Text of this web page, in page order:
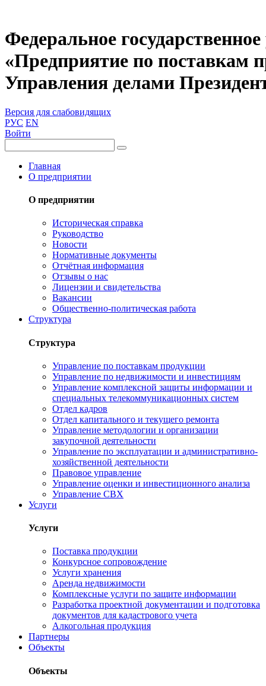
Федеральное
«Предприятие по поставкам
Управления делами
Версия для слабовидящих
РУС EN
Войти
Главная
О предприятии
О предприятии
Историческая справка
Руководство
Новости
Нормативные документы
Отчётная информация
Отзывы о нас
Лицензии и свидетельства
Вакансии
Общественно-политическая работа
Структура
Структура
Управление по поставкам продукции
Управление по недвижимости и инвестициям
Управление комплексной защиты информации и
специальных телекоммуникационных систем
Отдел кадров
Отдел капитального и текущего ремонта
Управление методологии и организации
закупочной деятельности
Управление по эксплуатации и административно-
хозяйственной деятельности
Правовое управление
Управление оценки и инвестиционного анализа
Управление СВХ
Услуги
Услуги
Поставка продукции
Конкурсное сопровождение
Услуги хранения
Аренда недвижимости
Комплексные услуги по защите информации
Разработка проектной документации и подготовка
документов для кадастрового учета
Алкогольная продукция
Партнеры
Объекты
Объекты